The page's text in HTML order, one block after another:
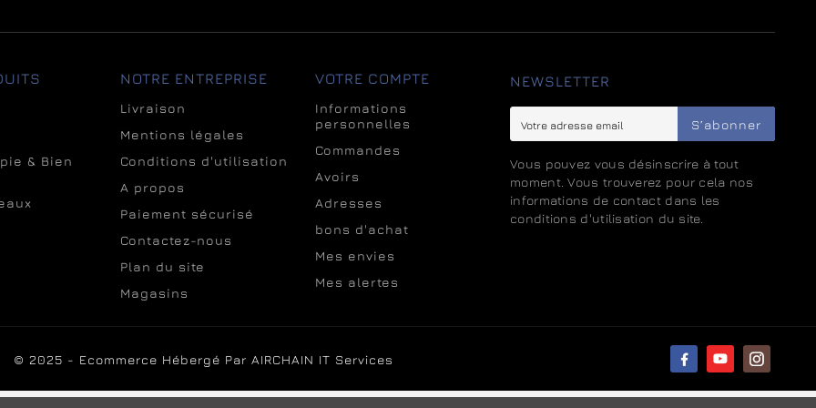
& Bien
NOTRE ENTREPRISE
Livraison
Mentions légales
Conditions d'utilisation
A propos
Paiement sécurisé
Contactez-nous
Plan du site
Magasins
VOTRE COMPTE
Informations
personnelles
Commandes
Avoirs
Adresses
bons d'achat
Mes envies
Mes alertes
NEWSLETTER
S’abonner
Vous pouvez vous désinscrire à tout
moment. Vous trouverez pour cela nos
informations de contact dans les
conditions d'utilisation du site.
© 2025 - Ecommerce Hébergé Par AIRCHAIN IT Services